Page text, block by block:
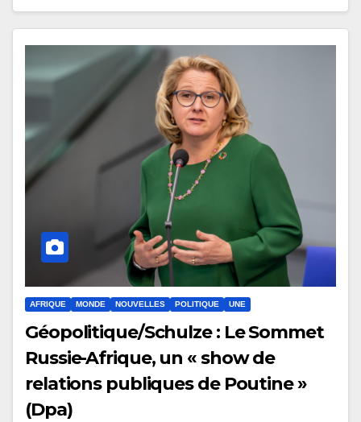
AFRIQUE MONDE NOUVELLES POLITIQUE UNE
Géopolitique/Schulze : Le Sommet
Russie-Afrique, un « show de
relations publiques de Poutine »
(Dpa)